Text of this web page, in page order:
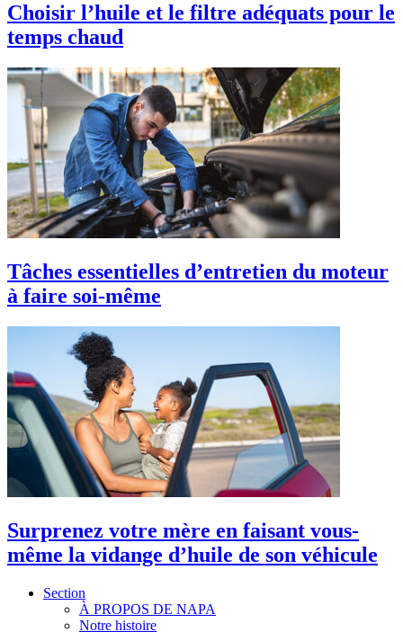
Choisir l’huile et le filtre adéquats pour le
temps chaud
Tâches essentielles d’entretien du moteur
à faire soi-même
Surprenez votre mère en faisant vous-
même la vidange d’huile de son véhicule
Section
À PROPOS DE NAPA
Notre histoire